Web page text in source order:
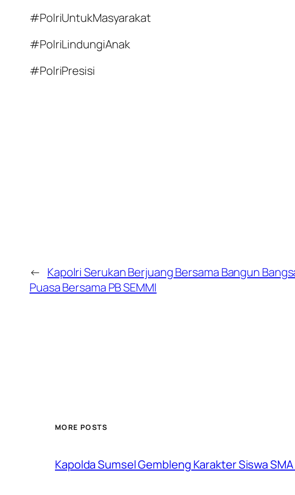
#PolriUntukMasyarakat
#PolriLindungiAnak
#PolriPresisi
← Kapolri Serukan Berjuang Bersama Bangun
Puasa Bersama PB SEMMI
MORE POSTS
Kapolda Sumsel Gembleng Karakter Siswa